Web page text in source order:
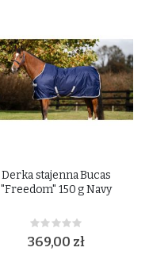
Derka stajenna Bucas
"Freedom" 150 g Navy
Rating:
0%
369,00 zł